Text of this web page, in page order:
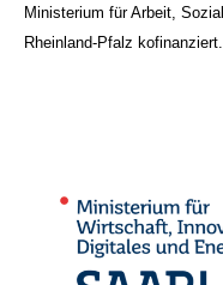
Ministerium für Arbeit,
Rheinland-Pfalz kofinanziert.